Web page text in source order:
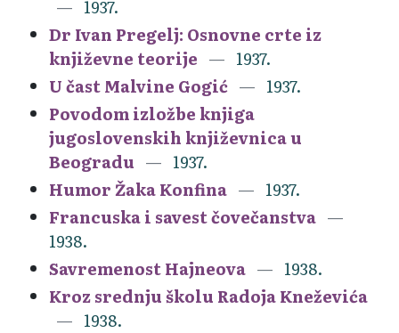
1937.
Dr Ivan Pregelj: Osnovne crte iz
književne teorije
1937.
U čast Malvine Gogić
1937.
Povodom izložbe knjiga
jugoslovenskih književnica u
Beogradu
1937.
Humor Žaka Konfina
1937.
Francuska i savest čovečanstva
1938.
Savremenost Hajneova
1938.
Kroz srednju školu Radoja Kneževića
1938.